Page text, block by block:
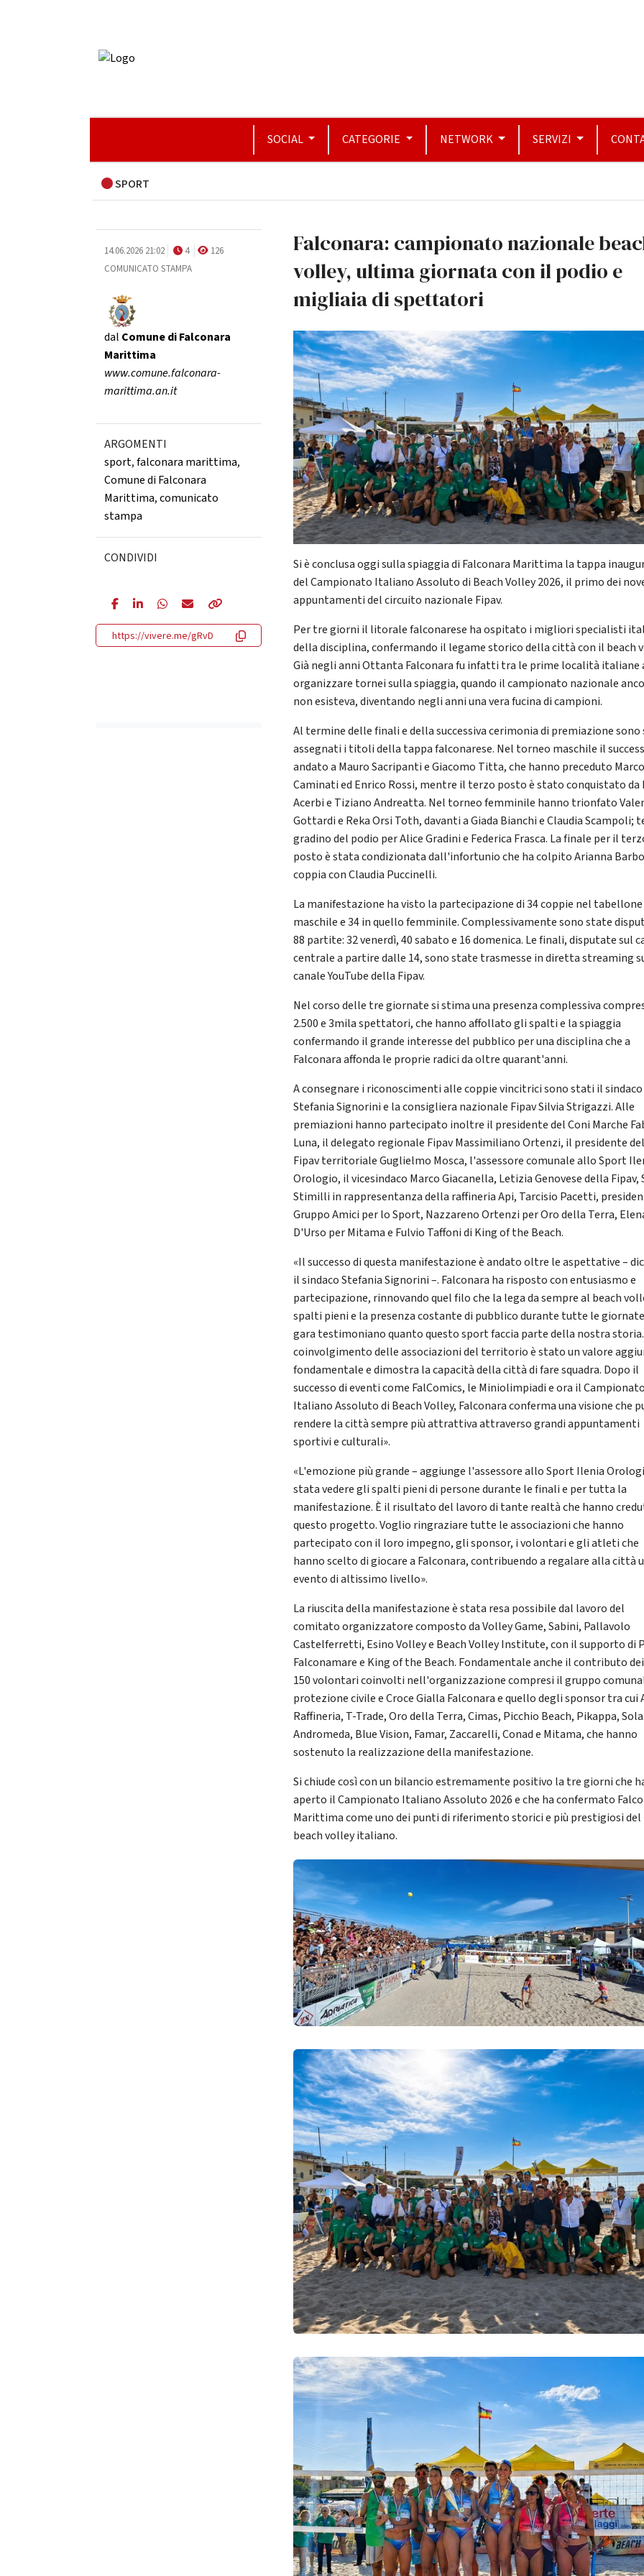
SOCIAL CATEGORIE NETWORK SERVIZI
SPORT
14.06.2026 21:02 4
126
COMUNICATO STAMPA
dal Comune di Falconara
Marittima
www.comune.falconara-
marittima.an.it
ARGOMENTI
sport,falconara marittima,
Comune di Falconara
Marittima,comunicato
stampa
CONDIVIDI
https://vivere.me/gRvD
Falconara: campionato nazionale
volley, ultima giornata con il podio e
migliaia di spettatori
Si è conclusa oggi sulla spiaggia di Falconara Marittima la tappa
del Campionato Italiano Assoluto di Beach Volley 2026, il primo dei
appuntamenti del circuito nazionale Fipav.
Per tre giorni il litorale falconarese ha ospitato i migliori specialisti
della disciplina, confermando il legame storico della città con il beach
Già negli anni Ottanta Falconara fu infatti tra le prime località italiane
organizzare tornei sulla spiaggia, quando il campionato nazionale
non esisteva, diventando negli anni una vera fucina di campioni.
Al termine delle finali e della successiva cerimonia di premiazione
assegnati i titoli della tappa falconarese. Nel torneo maschile il
andato a Mauro Sacripanti e Giacomo Titta, che hanno preceduto
Caminati ed Enrico Rossi, mentre il terzo posto è stato conquistato da
Acerbi e Tiziano Andreatta. Nel torneo femminile hanno trionfato
Gottardi e Reka Orsi Toth, davanti a Giada Bianchi e Claudia Scampoli;
gradino del podio per Alice Gradini e Federica Frasca. La finale per il
posto è stata condizionata dall'infortunio che ha colpito Arianna
coppia con Claudia Puccinelli.
La manifestazione ha visto la partecipazione di 34 coppie nel tabellone
maschile e 34 in quello femminile. Complessivamente sono state
88 partite: 32 venerdì, 40 sabato e 16 domenica. Le finali, disputate sul
centrale a partire dalle 14, sono state trasmesse in diretta streaming
canale YouTube della Fipav.
Nel corso delle tre giornate si stima una presenza complessiva
2.500 e 3mila spettatori, che hanno affollato gli spalti e la spiaggia
confermando il grande interesse del pubblico per una disciplina che a
Falconara affonda le proprie radici da oltre quarant'anni.
A consegnare i riconoscimenti alle coppie vincitrici sono stati il sindaco
Stefania Signorini e la consigliera nazionale Fipav Silvia Strigazzi. Alle
premiazioni hanno partecipato inoltre il presidente del Coni Marche
Luna, il delegato regionale Fipav Massimiliano Ortenzi, il presidente
Fipav territoriale Guglielmo Mosca, l'assessore comunale allo Sport
Orologio, il vicesindaco Marco Giacanella, Letizia Genovese della Fipav,
Stimilli in rappresentanza della raffineria Api, Tarcisio Pacetti,
Gruppo Amici per lo Sport, Nazzareno Ortenzi per Oro della Terra,
D'Urso per Mitama e Fulvio Taffoni di King of the Beach.
«Il successo di questa manifestazione è andato oltre le aspettative –
il sindaco Stefania Signorini –. Falconara ha risposto con entusiasmo e
partecipazione, rinnovando quel filo che la lega da sempre al beach
spalti pieni e la presenza costante di pubblico durante tutte le
gara testimoniano quanto questo sport faccia parte della nostra
coinvolgimento delle associazioni del territorio è stato un valore
fondamentale e dimostra la capacità della città di fare squadra. Dopo il
successo di eventi come FalComics, le Miniolimpiadi e ora il
Italiano Assoluto di Beach Volley, Falconara conferma una visione che
rendere la città sempre più attrattiva attraverso grandi appuntamenti
sportivi e culturali».
«L'emozione più grande – aggiunge l'assessore allo Sport Ilenia
stata vedere gli spalti pieni di persone durante le finali e per tutta la
manifestazione. È il risultato del lavoro di tante realtà che hanno
questo progetto. Voglio ringraziare tutte le associazioni che hanno
partecipato con il loro impegno, gli sponsor, i volontari e gli atleti che
hanno scelto di giocare a Falconara, contribuendo a regalare alla città
evento di altissimo livello».
La riuscita della manifestazione è stata resa possibile dal lavoro del
comitato organizzatore composto da Volley Game, Sabini, Pallavolo
Castelferretti, Esino Volley e Beach Volley Institute, con il supporto di
Falconamare e King of the Beach. Fondamentale anche il contributo
150 volontari coinvolti nell'organizzazione compresi il gruppo
protezione civile e Croce Gialla Falconara e quello degli sponsor tra cui
Raffineria, T-Trade, Oro della Terra, Cimas, Picchio Beach, Pikappa,
Andromeda, Blue Vision, Famar, Zaccarelli, Conad e Mitama, che hanno
sostenuto la realizzazione della manifestazione.
Si chiude così con un bilancio estremamente positivo la tre giorni che
aperto il Campionato Italiano Assoluto 2026 e che ha confermato
Marittima come uno dei punti di riferimento storici e più prestigiosi del
beach volley italiano.